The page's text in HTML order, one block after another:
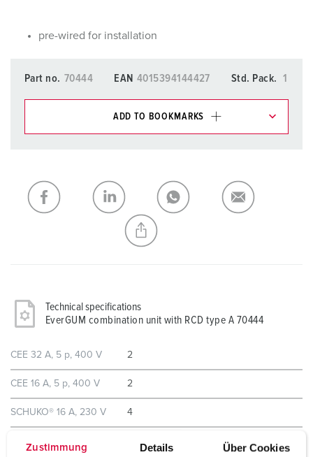
Zustimmung Details Über Cookies
pre-wired for installation
Part no. 70444 EAN 4015394144427 Std. Pack. 1
ADD TO BOOKMARKS
My list ADD
CREATE A NEW LIST
Technical specifications
EverGUM combination unit with RCD type A 70444
CEE 32 A, 5 p, 400 V 2
CEE 16 A, 5 p, 400 V 2
SCHUKO® 16 A, 230 V 4
Fusing 1 RCD 40 A, 4 p, 0.03 A